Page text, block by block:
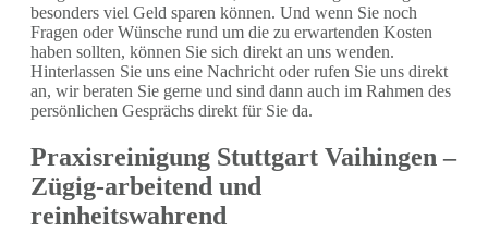
besonders viel Geld sparen können. Und wenn Sie noch
Fragen oder Wünsche rund um die zu erwartenden Kosten
haben sollten, können Sie sich direkt an uns wenden.
Hinterlassen Sie uns eine Nachricht oder rufen Sie uns direkt
an, wir beraten Sie gerne und sind dann auch im Rahmen des
persönlichen Gesprächs direkt für Sie da.
Praxisreinigung Stuttgart Vaihingen –
Zügig-arbeitend und
reinheitswahrend